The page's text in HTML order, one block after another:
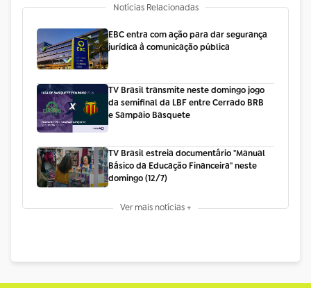
Notícias Relacionadas
EBC entra com ação para dar segurança
jurídica à comunicação pública
TV Brasil transmite neste domingo jogo
da semifinal da LBF entre Cerrado BRB
e Sampaio Basquete
TV Brasil estreia documentário "Manual
Básico da Educação Financeira" neste
domingo (12/7)
Ver mais notícias +